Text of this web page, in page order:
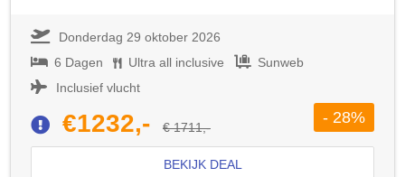
Donderdag 29 oktober 2026
6 Dagen
Ultra all inclusive
Sunweb
Inclusief vlucht
€1232,- € 1711,-
- 28%
BEKIJK DEAL